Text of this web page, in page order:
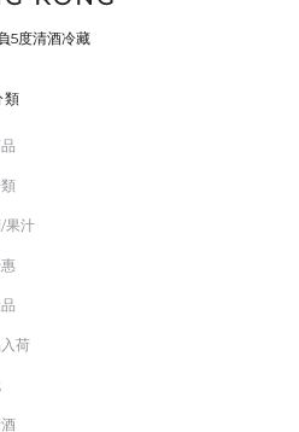
5度清酒冷藏
類
果汁
荷